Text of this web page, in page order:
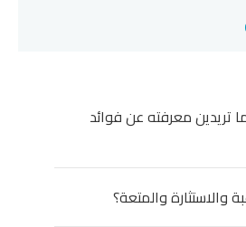
معرفته عن فوائد
والاستثارة والمتعة؟